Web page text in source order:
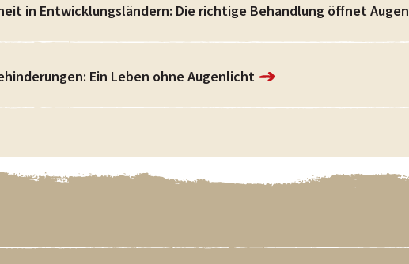
in Entwicklungsländern: Die richtige Behandlung öffnet Augen
Ein Leben ohne Augenlicht